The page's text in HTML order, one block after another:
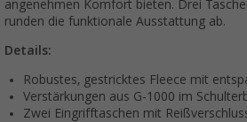
angenehmen Komfort bieten. Drei
runden die funktionale Ausstattung ab.
Details:
Robustes, gestricktes Fleece mit
Verstärkungen aus G-1000 im
Zwei Eingrifftaschen mit